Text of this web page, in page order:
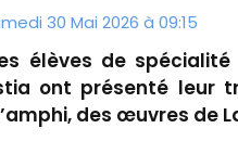
30 Mai 2026 à 09:15
élèves de
ont présenté leur
des œuvres de